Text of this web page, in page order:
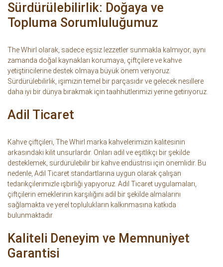
Sürdürülebilirlik: Doğaya ve
Topluma Sorumluluğumuz
The Whirl olarak, sadece eşsiz lezzetler sunmakla kalmıyor, aynı
zamanda doğal kaynakları korumaya, çiftçilere ve kahve
yetiştiricilerine destek olmaya büyük önem veriyoruz.
Sürdürülebilirlik, işimizin temel bir parçasıdır ve gelecek nesillere
daha iyi bir dünya bırakmak için taahhütlerimizi yerine getiriyoruz.
Adil Ticaret
Kahve çiftçileri, The Whirl marka kahvelerimizin kalitesinin
arkasındaki kilit unsurlardır. Onları adil ve eşitlikçi bir şekilde
desteklemek, sürdürülebilir bir kahve endüstrisi için önemlidir. Bu
nedenle, Adil Ticaret standartlarına uygun olarak çalışan
tedarikçilerimizle işbirliği yapıyoruz. Adil Ticaret uygulamaları,
çiftçilerin emeklerinin karşılığını adil bir şekilde almalarını
sağlamakta ve yerel toplulukların kalkınmasına katkıda
bulunmaktadır.
Kaliteli Deneyim ve Memnuniyet
Garantisi